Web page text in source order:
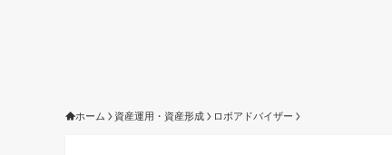
ホーム 資産運用・資産形成 ロボアドバイザー